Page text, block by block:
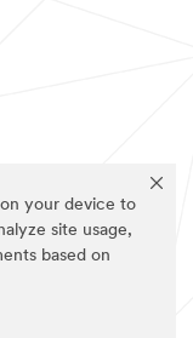
your device to
site usage,
based on